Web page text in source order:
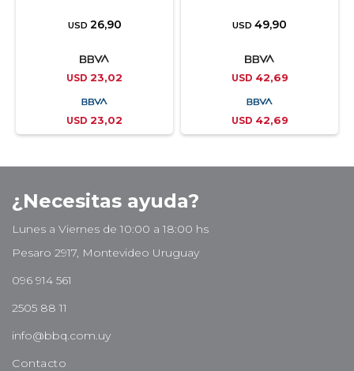
USD 26,90
USD 23,02
USD 23,02
USD 49,90
USD 42,69
USD 42,69
¿Necesitas ayuda?
Lunes a Viernes de 10:00 a 18:00 hs
Pesaro 2917, Montevideo Uruguay
096 914 561
2505 88 11
info@bbq.com.uy
Contacto